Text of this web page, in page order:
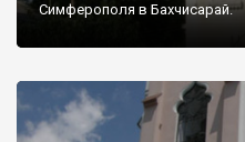
Симферополя в Бахчисарай.